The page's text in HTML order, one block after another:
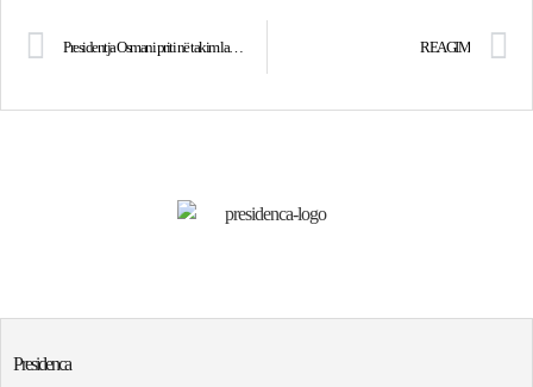
Presidentja Osmani priti në takim lamtumirës ambasadoren e Sllovenisë, Minca Benedejčič REAGIM
Presidenca